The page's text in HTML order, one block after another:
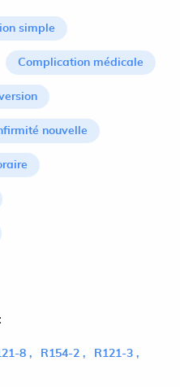
simple
Complication médicale
nouvelle
8 R154-2 R121-3